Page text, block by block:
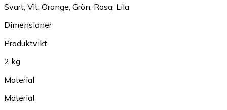
Svart Vit Orange Grön Rosa Lila
Dimensioner
Produktvikt
2 kg
Material
Material